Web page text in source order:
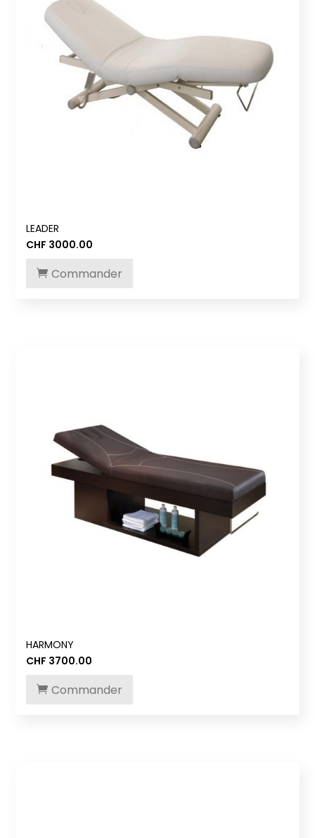
LEADER
CHF 3000.00
Commander
HARMONY
CHF 3700.00
Commander